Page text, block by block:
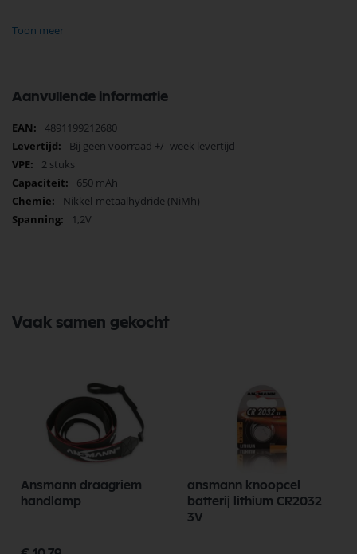
Deze veelzijdige oplaadbare batterijen zijn perfect voor uw telefoons,
Waar wacht je nog op? Kies vandaag voor GP ReCyko en ervaar het
verschil!
Toon meer
Aanvullende informatie
Meer
informatie
4891199212680
Bij geen voorraad +/- week levertijd
2 stuks
650 mAh
Nikkel-metaalhydride (NiMh)
1,2V
Vaak samen gekocht
Ansmann draagriem
handlamp
ansmann knoopcel
batterij lithium CR2032
3V